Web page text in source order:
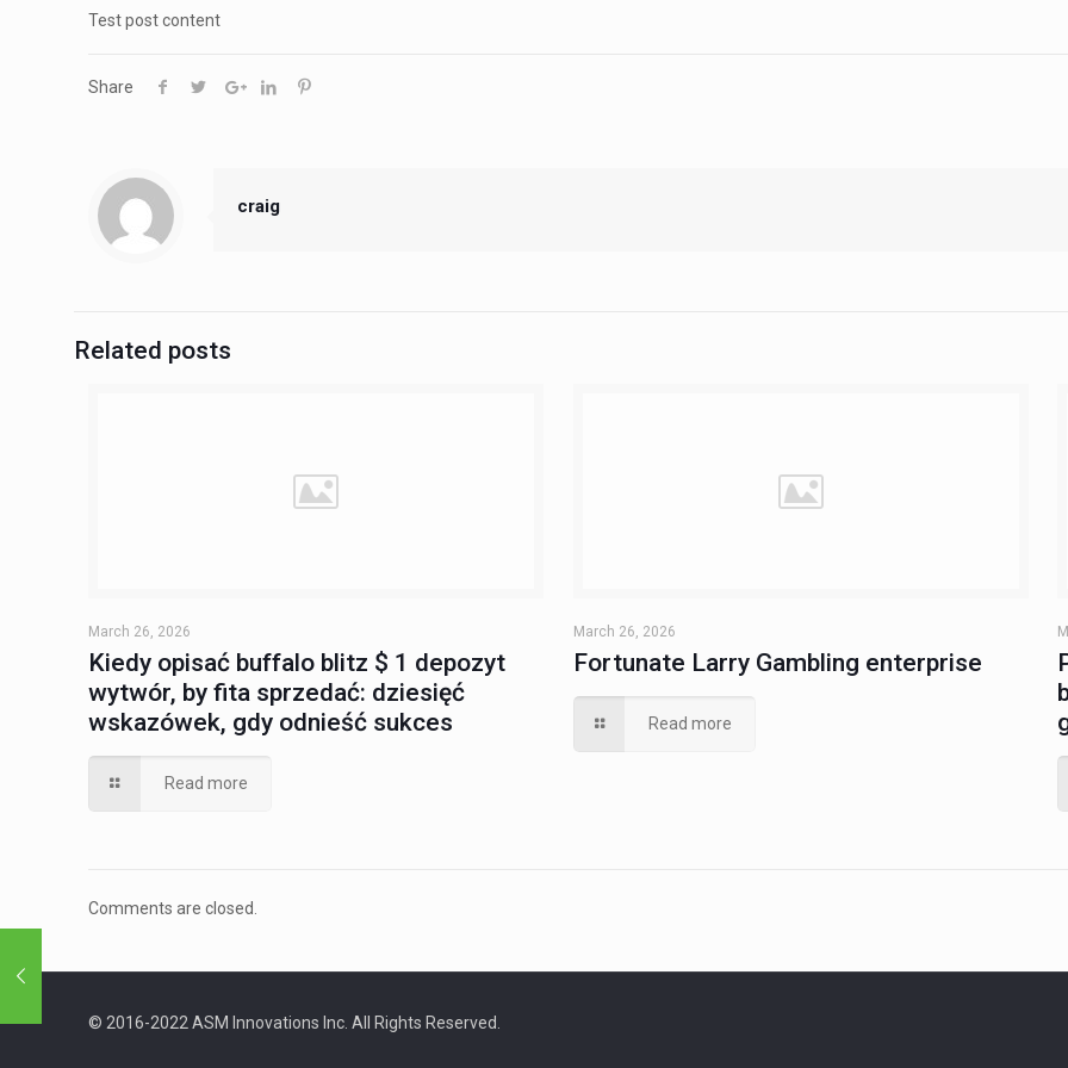
Test post content
Share
craig
Related posts
March 26, 2026
Kiedy opisać buffalo blitz $ 1 depozyt
wytwór, by fita sprzedać: dziesięć
wskazówek, gdy odnieść sukces
Read more
March 26, 2026
Fortunate Larry Gambling enterprise
Read more
Comments are closed.
© 2016-2022 ASM Innovations Inc. All Rights Reserved.